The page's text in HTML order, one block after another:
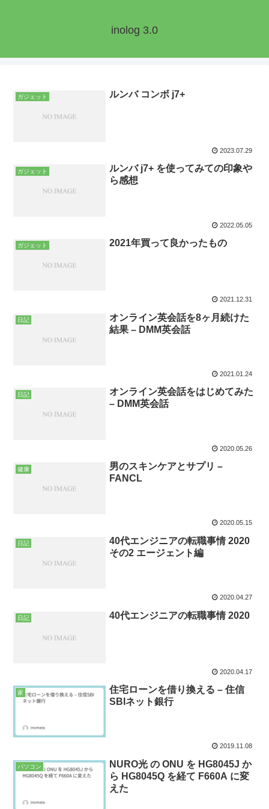
inolog 3.0
ガジェット ルンバ コンボ j7+
2023.07.29
ガジェット
ルンバ j7+ を使ってみての印象や
ら感想
2022.05.05
ガジェット 2021年買って良かったもの
2021.12.31
日記
オンライン英会話を8ヶ月続けた
結果 – DMM英会話
2021.01.24
日記
オンライン英会話をはじめてみた
– DMM英会話
2020.05.26
健康
男のスキンケアとサプリ –
FANCL
2020.05.15
日記
40代エンジニアの転職事情 2020
その2 エージェント編
2020.04.27
日記 40代エンジニアの転職事情 2020
2020.04.17
家
住宅ローンを借り換える – 住信
SBIネット銀行
2019.11.08
パソコン
NURO光 の ONU を HG8045J か
ら HG8045Q を経て F660A に変
えた